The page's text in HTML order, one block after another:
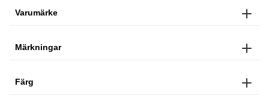
Varumärke
Märkningar
Färg